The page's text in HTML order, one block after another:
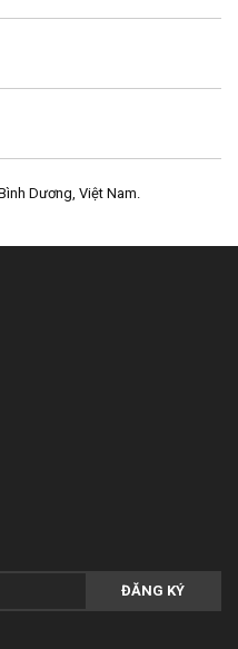
Dương, Việt Nam.
ĐĂNG KÝ